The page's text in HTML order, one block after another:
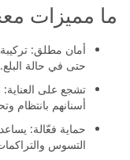
ما مميزات
أمان مطلق: تركيبة
حتى في حالة البلع.
تشجع على العناية:
أسنانهم بانتظام
حماية فعّالة:
التسوس